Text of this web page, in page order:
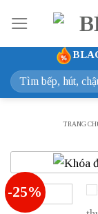
qua
nội
dung
Tìm
kiếm:
TRANG
-25%